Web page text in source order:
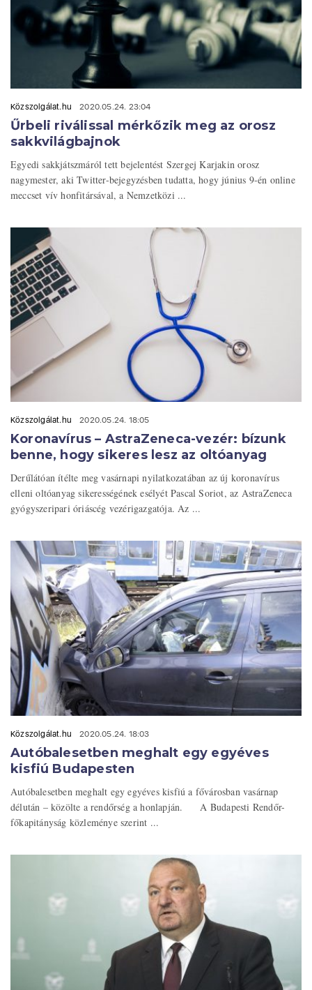
Közszolgálat.hu 2020.05.24. 23:04
Űrbeli riválissal mérkőzik meg az orosz
sakkvilágbajnok
Egyedi sakkjátszmáról tett bejelentést Szergej Karjakin orosz
nagymester, aki Twitter-bejegyzésben tudatta, hogy június 9-én online
meccset vív honfitársával, a Nemzetközi ...
Közszolgálat.hu 2020.05.24. 18:05
Koronavírus – AstraZeneca-vezér: bízunk
benne, hogy sikeres lesz az oltóanyag
Derűlátóan ítélte meg vasárnapi nyilatkozatában az új koronavírus
elleni oltóanyag sikerességének esélyét Pascal Soriot, az AstraZeneca
gyógyszeripari óriáscég vezérigazgatója. Az ...
Közszolgálat.hu 2020.05.24. 18:03
Autóbalesetben meghalt egy egyéves
kisfiú Budapesten
Autóbalesetben meghalt egy egyéves kisfiú a fővárosban vasárnap
délután – közölte a rendőrség a honlapján. A Budapesti Rendőr-
főkapitányság közleménye szerint ...